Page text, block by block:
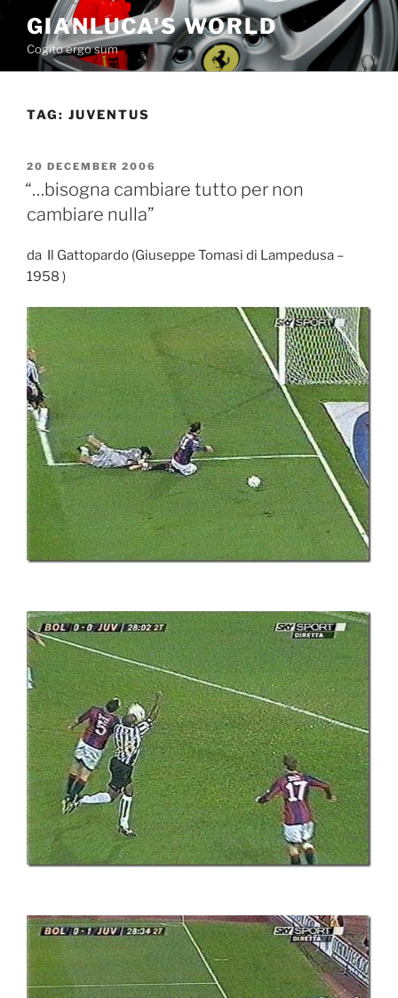
content
GIANLUCA'S WORLD
Cogito ergo sum
TAG: JUVENTUS
POSTED
ON
20 DECEMBER 2006
“…bisogna cambiare tutto per non
cambiare nulla”
da Il Gattopardo (Giuseppe Tomasi di Lampedusa –
1958 )